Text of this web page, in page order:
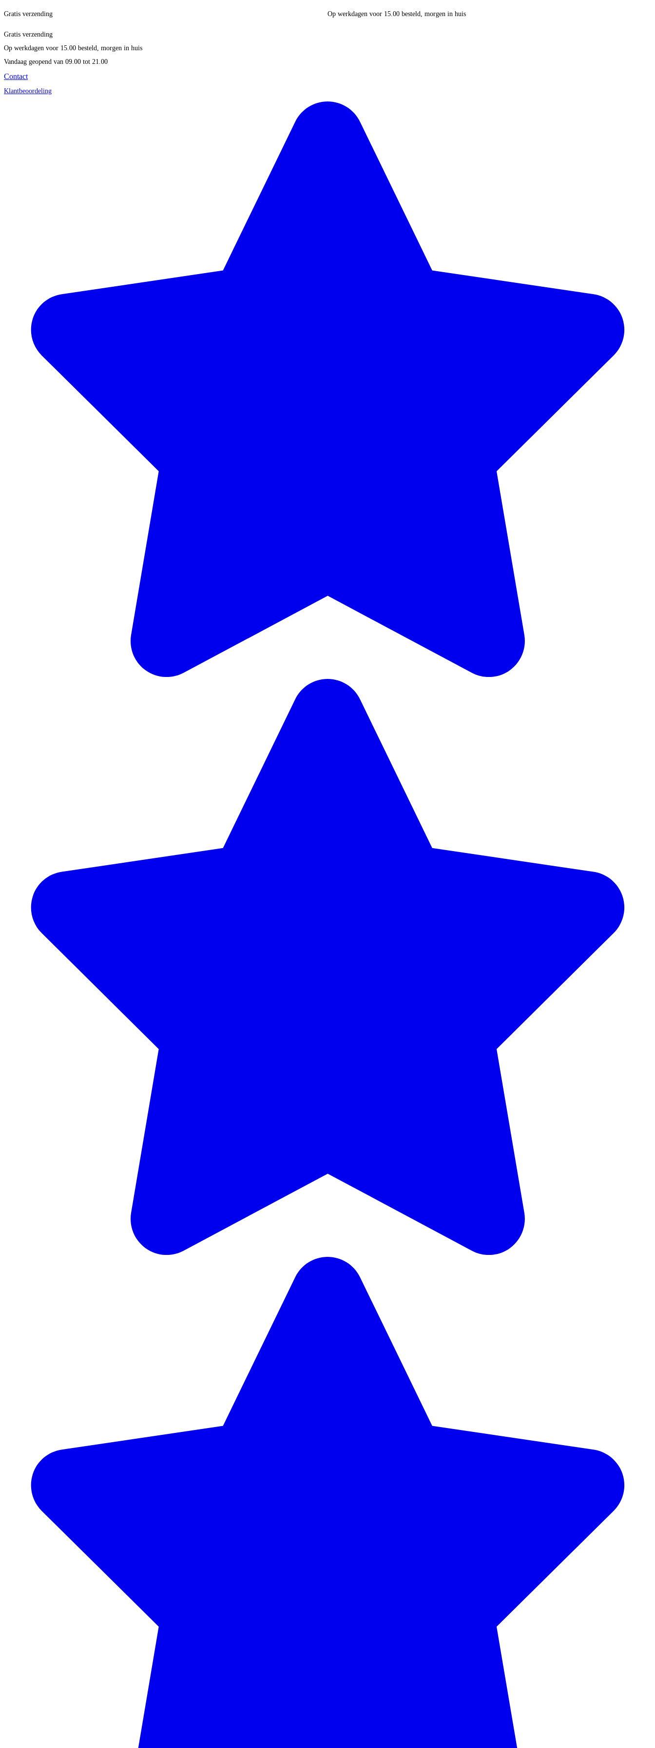
Gratis verzending Op werkdagen voor 15.00 besteld, morgen in huis
Gratis verzending
Op werkdagen voor 15.00 besteld, morgen in huis
Vandaag geopend van 09.00 tot 21.00
Contact
Klantbeoordeling